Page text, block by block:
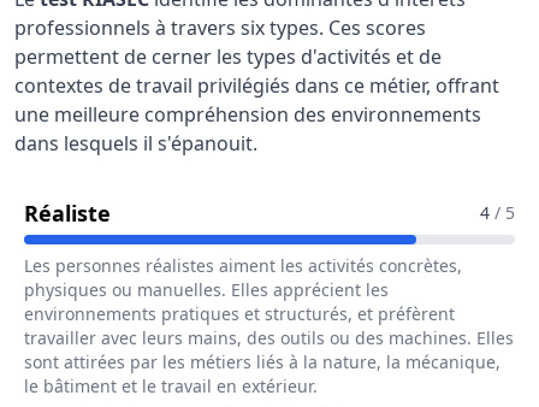
professionnels à travers six types. Ces scores
permettent de cerner les types d'activités et de
contextes de travail privilégiés dans ce métier, offrant
une meilleure compréhension des environnements
dans lesquels il s'épanouit.
Réaliste Pour Le Métier De Chef / Cheffe De
4 / 5
Les personnes réalistes aiment les activités concrètes,
physiques ou manuelles. Elles apprécient les
environnements pratiques et structurés, et préfèrent
travailler avec leurs mains, des outils ou des machines. Elles
sont attirées par les métiers liés à la nature, la mécanique,
le bâtiment et le travail en extérieur.